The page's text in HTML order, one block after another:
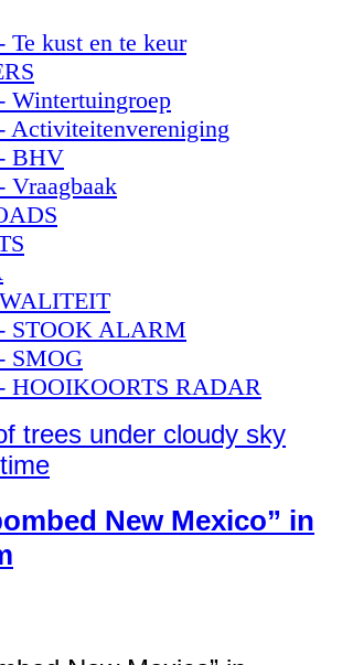
kust en te keur
ALARM
RADAR
New Mexico” in